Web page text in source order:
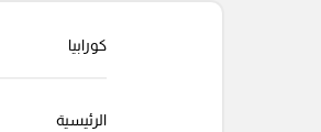
كورابيا
الرئيسية